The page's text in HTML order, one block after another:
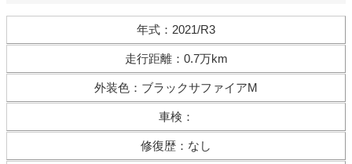
年式 ： 2021/R3
走行距離： 0.7万km
外装色 ： ブラックサファイアM
車検 ：
修復歴 ： なし